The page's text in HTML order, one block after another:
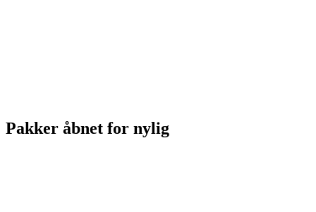
Pakker åbnet for nylig